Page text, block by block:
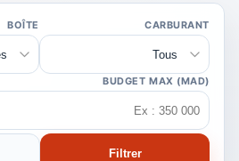
CARBURANT
BOÎTE
BUDGET MAX (MAD)
Filtrer